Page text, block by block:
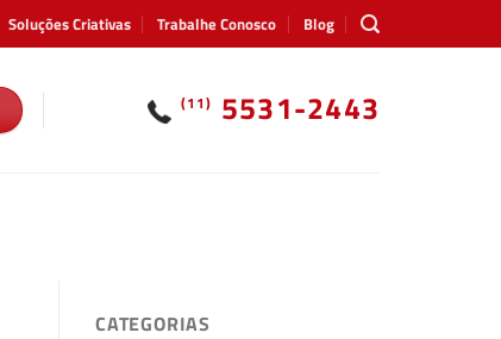
Soluções Criativas Trabalhe Conosco Blog
(11) 5531-2443
CATEGORIAS